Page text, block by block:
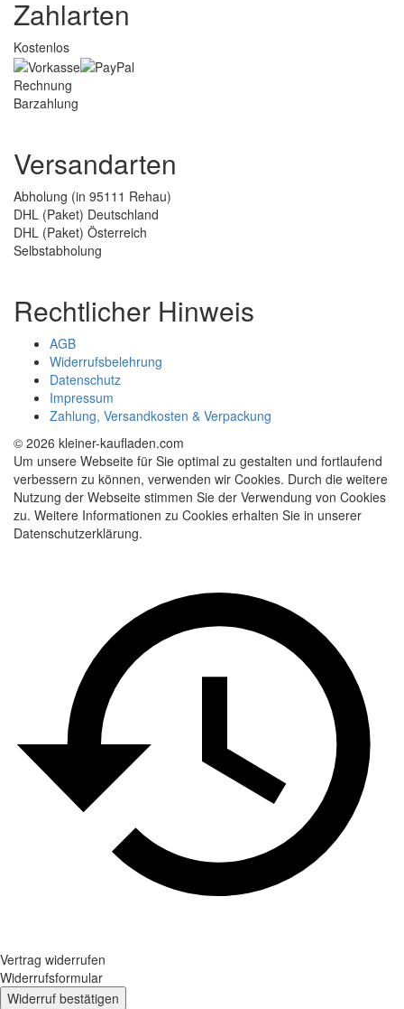
Zahlarten
Kostenlos
Rechnung
Barzahlung
Versandarten
Abholung (in 95111 Rehau)
DHL (Paket) Deutschland
DHL (Paket) Österreich
Selbstabholung
Rechtlicher Hinweis
AGB
Widerrufsbelehrung
Datenschutz
Impressum
Zahlung, Versandkosten & Verpackung
© 2026 kleiner-kaufladen.com
Um unsere Webseite für Sie optimal zu gestalten und fortlaufend
verbessern zu können, verwenden wir Cookies. Durch die weitere
Nutzung der Webseite stimmen Sie der Verwendung von Cookies
zu. Weitere Informationen zu Cookies erhalten Sie in unserer
Datenschutzerklärung.
Vertrag widerrufen
Widerrufsformular
Widerruf bestätigen